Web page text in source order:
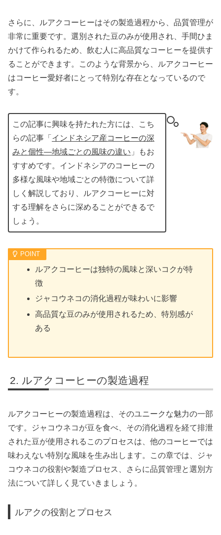
さらに、ルアクコーヒーはその製造過程から、品質管理が
非常に重要です。選別された豆のみが使用され、手間ひま
かけて作られるため、飲む人に高品質なコーヒーを提供す
ることができます。このような背景から、ルアクコーヒー
はコーヒー愛好者にとって特別な存在となっているので
す。
この記事に興味を持たれた方には、こち
らの記事「 インドネシア産コーヒーの深
みと個性—地域ごとの風味の違い 」もお
すすめです。インドネシアのコーヒーの
多様な風味や地域ごとの特徴について詳
しく解説しており、ルアクコーヒーに対
する理解をさらに深めることができるで
しょう。
ルアクコーヒーは独特の風味と深いコクが特
徴
ジャコウネコの消化過程が味わいに影響
高品質な豆のみが使用されるため、特別感が
ある
ルアクコーヒーの製造過程
ルアクコーヒーの製造過程は、そのユニークな魅力の一部
です。ジャコウネコが豆を食べ、その消化過程を経て排泄
された豆が使用されるこのプロセスは、他のコーヒーでは
味わえない特別な風味を生み出します。この章では、ジャ
コウネコの役割や製造プロセス、さらに品質管理と選別方
法について詳しく見ていきましょう。
ルアクの役割とプロセス